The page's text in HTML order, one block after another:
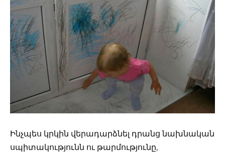
Ինչպես կրկին վերադարձնել դրանց նախնական
սպիտակությունն ու թարմությունը,